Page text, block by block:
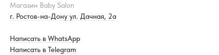
Магазин Baby Salon
г. Ростов-на-Дону ул. Дачная, 2а
Написать в WhatsApp
Написать в Telegram